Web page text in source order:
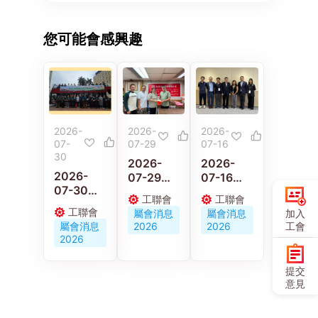
您可能會感興趣
2026-
07-
30
2026-
07-30
黃國與林
偉江參加
「汽車從
業員健康
工聯會
屬會消息
2026
2026-
07-29
2026-
07-29
58歲的士
司機猝逝
遺妻兒 汽
車交通運
工聯會
屬會消息
2026
2026-
07-16
2026-
07-16
黃國、林
偉江李廣
宇與工會
代表會面
工聯會
屬會消息
2026
加入
工會
提交
意見